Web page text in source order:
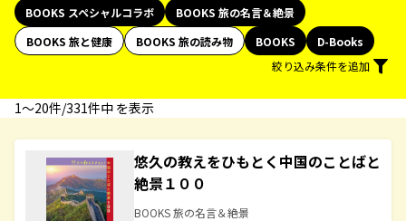
BOOKS スペシャルコラボ
BOOKS 旅の名言＆絶景
BOOKS 旅と健康
BOOKS 旅の読み物 BOOKS
D-Books
絞り込み条件を追加
1〜20件/331件中 を表示
悠久の教えをひもとく中国のことばと
絶景１００
BOOKS 旅の名言＆絶景